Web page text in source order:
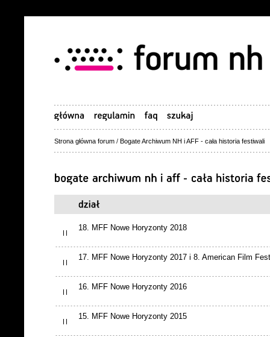
Strona główna forum / Bogate Archiwum NH i AFF - cała historia festiwali
18. MFF Nowe Horyzonty 2018
17. MFF Nowe Horyzonty 2017 i 8. American Film
16. MFF Nowe Horyzonty 2016
15. MFF Nowe Horyzonty 2015